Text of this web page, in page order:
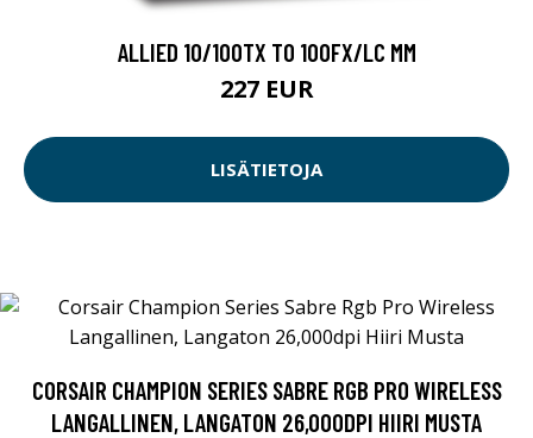
ALLIED 10/100TX TO 100FX/LC MM
227 EUR
LISÄTIETOJA
CORSAIR CHAMPION SERIES SABRE RGB PRO WIRELESS
LANGALLINEN, LANGATON 26,000DPI HIIRI MUSTA